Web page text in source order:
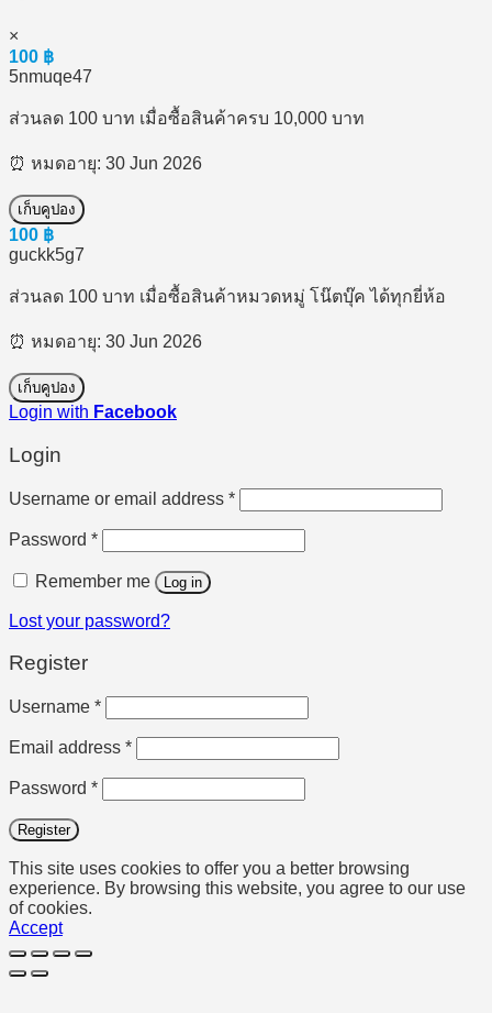
×
100 ฿
5nmuqe47
ส่วนลด 100 บาท เมื่อซื้อสินค้าครบ 10,000 บาท
⏰ หมดอายุ: 30 Jun 2026
เก็บคูปอง
100 ฿
guckk5g7
ส่วนลด 100 บาท เมื่อซื้อสินค้าหมวดหมู่ โน๊ตบุ๊ค ได้ทุกยี่ห้อ
⏰ หมดอายุ: 30 Jun 2026
เก็บคูปอง
Login with Facebook
Login
Username or email address *Required
Password *Required
Remember me Log in
Lost your password?
Register
Username *Required
Email address *Required
Password *Required
Register
This site uses cookies to offer you a better browsing
experience. By browsing this website, you agree to our use
of cookies.
Accept